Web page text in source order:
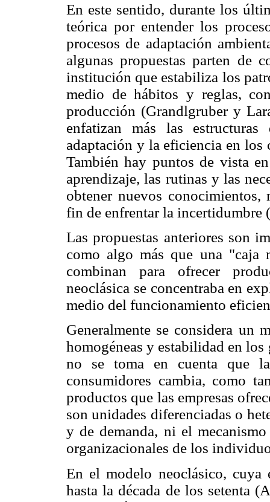
En este sentido, durante los
teórica por entender los
procesos de adaptación
algunas propuestas parten de
institución que estabiliza los
medio de hábitos y reglas,
producción (Grandlgruber y
enfatizan más las
adaptación y la eficiencia en
También hay puntos de vista
aprendizaje, las rutinas y las
obtener nuevos conocimientos,
fin de enfrentar la incertidumbre
Las propuestas anteriores son
como algo más que una "caja
combinan para ofrecer
neoclásica se concentraba en
medio del funcionamiento
Generalmente se considera un
homogéneas y estabilidad en
no se toma en cuenta que
consumidores cambia, como
productos que las empresas
son unidades diferenciadas o
y de demanda, ni el
organizacionales de los
En el modelo neoclásico,
hasta la década de los setenta